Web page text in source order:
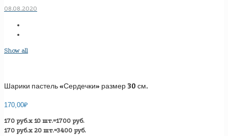
08.08.2020
Show all
Шарики пастель «Сердечки» размер 30 см.
170,00₽
170 руб.х 10 шт.=1700 руб.
170 руб.х 20 шт.=3400 руб.